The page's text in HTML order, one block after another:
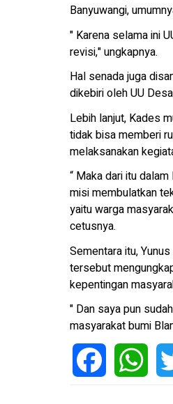
Banyuwangi,
" Karena selama ini
revisi," ungkapnya.
Hal senada juga
dikebiri oleh UU
Lebih lanjut, Kades
tidak bisa memberi
melaksanakan
“ Maka dari itu
misi membulatkan
yaitu warga
cetusnya.
Sementara itu,
tersebut
kepentingan
" Dan saya pun
masyarakat bumi